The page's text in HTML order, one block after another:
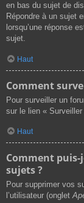
en bas du sujet de
Répondre à un sujet
lorsqu’une réponse
sujet.
Haut
Comment
Pour surveiller un
sur le lien «
Haut
Comment
sujets ?
Pour supprimer vos
l’utilisateur (onglet